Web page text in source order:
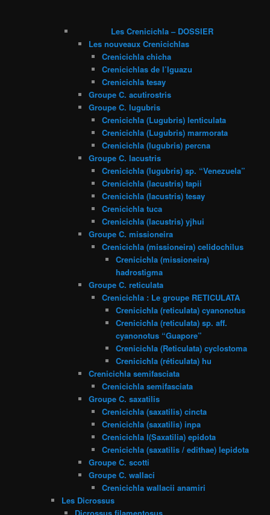
Les Crenicichla – DOSSIER
Les nouveaux Crenicichlas
Crenicichla chicha
Crenicichlas de l’Iguazu
Crenicichla tesay
Groupe C. acutirostris
Groupe C. lugubris
Crenicichla (Lugubris) lenticulata
Crenicichla (Lugubris) marmorata
Crenicichla (lugubris) percna
Groupe C. lacustris
Crenicichla (lugubris) sp. “Venezuela”
Crenicichla (lacustris) tapii
Crenicichla (lacustris) tesay
Crenicichla tuca
Crenicichla (lacustris) yjhui
Groupe C. missioneira
Crenicichla (missioneira) celidochilus
Crenicichla (missioneira)
hadrostigma
Groupe C. reticulata
Crenicichla : Le groupe RETICULATA
Crenicichla (reticulata) cyanonotus
Crenicichla (reticulata) sp. aff.
cyanonotus “Guapore”
Crenicichla (Reticulata) cyclostoma
Crenicichla (réticulata) hu
Crenicichla semifasciata
Crenicichla semifasciata
Groupe C. saxatilis
Crenicichla (saxatilis) cincta
Crenicichla (saxatilis) inpa
Crenicichla l(Saxatilia) epidota
Crenicichla (saxatilis / edithae) lepidota
Groupe C. scotti
Groupe C. wallaci
Crenicichla wallacii anamiri
Les Dicrossus